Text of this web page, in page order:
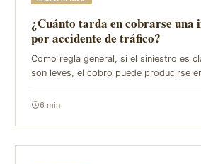
¿Cuánto tarda en cobrarse una
por accidente de tráfico?
Como regla general, si el siniestro es
son leves, el cobro puede producirse
desde la reclamación formal a la
moderadas o graves, o cuand...
6 min